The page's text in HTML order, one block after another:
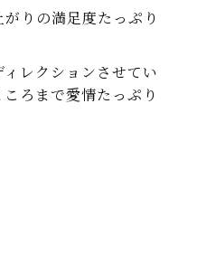
りの満足度たっぷり
レクションさせてい
ろまで愛情たっぷり